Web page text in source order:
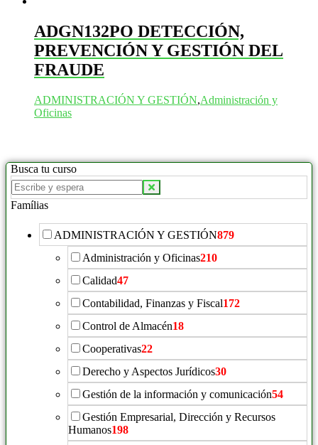
ADGN132PO DETECCIÓN,
PREVENCIÓN Y GESTIÓN DEL
FRAUDE
ADMINISTRACIÓN Y GESTIÓN,Administración y
Oficinas
Busca tu curso
Buscar
productos:
Famílias
ADMINISTRACIÓN Y GESTIÓN879
Administración y Oficinas210
Calidad47
Contabilidad, Finanzas y Fiscal172
Control de Almacén18
Cooperativas22
Derecho y Aspectos Jurídicos30
Gestión de la información y comunicación54
Gestión Empresarial, Dirección y Recursos
Humanos198